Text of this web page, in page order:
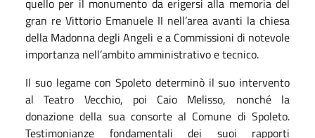
gran re Vittorio Emanuele II nell’area avanti la chiesa
della Madonna degli Angeli e a Commissioni di notevole
importanza nell’ambito amministrativo e tecnico.
Il suo legame con Spoleto determinò il suo intervento
al Teatro Vecchio, poi Caio Melisso, nonché la
donazione della sua consorte al Comune di Spoleto.
Testimonianze fondamentali dei suoi rapporti